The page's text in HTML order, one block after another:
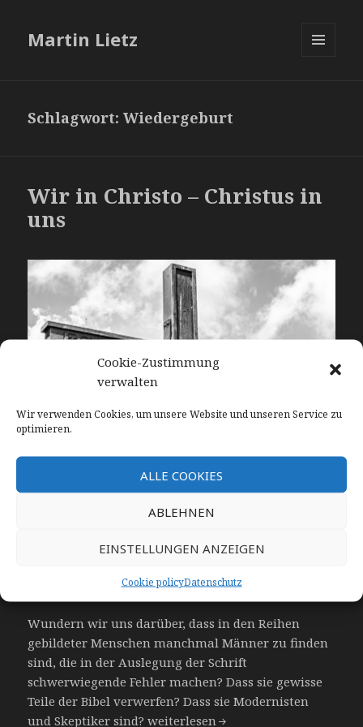
Cookie-Zustimmung
verwalten
Wir verwenden Cookies, um unsere Website und unseren Service zu
optimieren.
ALLE COOKIES
ABLEHNEN
EINSTELLUNGEN ANZEIGEN
Cookie policyDatenschutz
Martin Lietz
Schlagwort:Wiedergeburt
Wir in Christo – Christus in
uns
Wir in Christo – Christus in
Wahrheiten mitteilt, eigene Wege.
Wundern wir uns darüber, dass in den Reihen
gebildeter Menschen manchmal Männer zu finden
sind, die in der Auslegung der Schrift
schwerwiegende Fehler machen? Dass sie gewisse
Teile der Bibel verwerfen? Dass sie Modernisten
und Skeptiker sind?Wir in Christo – Christus in uns
weiterlesen